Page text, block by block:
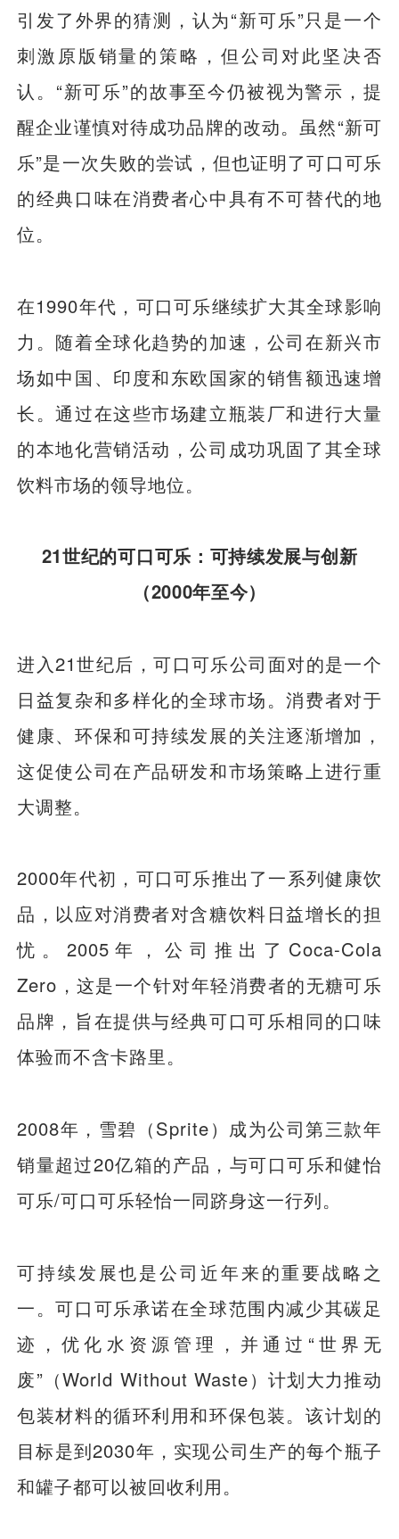
引发了外界的猜测，认为“新可乐”只是一个
刺激原版销量的策略，但公司对此坚决否
认。“新可乐”的故事至今仍被视为警示，提
醒企业谨慎对待成功品牌的改动。虽然“新可
乐”是一次失败的尝试，但也证明了可口可乐
的经典口味在消费者心中具有不可替代的地
位。
在1990年代，可口可乐继续扩大其全球影响
力。随着全球化趋势的加速，公司在新兴市
场如中国、印度和东欧国家的销售额迅速增
长。通过在这些市场建立瓶装厂和进行大量
的本地化营销活动，公司成功巩固了其全球
饮料市场的领导地位。
21世纪的可口可乐：可持续发展与创新
（2000年至今）
进入21世纪后，可口可乐公司面对的是一个
日益复杂和多样化的全球市场。消费者对于
健康、环保和可持续发展的关注逐渐增加，
这促使公司在产品研发和市场策略上进行重
大调整。
2000年代初，可口可乐推出了一系列健康饮
品，以应对消费者对含糖饮料日益增长的担
忧。2005年，公司推出了Coca-Cola
Zero，这是一个针对年轻消费者的无糖可乐
品牌，旨在提供与经典可口可乐相同的口味
体验而不含卡路里。
2008年，雪碧（Sprite）成为公司第三款年
销量超过20亿箱的产品，与可口可乐和健怡
可乐/可口可乐轻怡一同跻身这一行列。
可持续发展也是公司近年来的重要战略之
一。可口可乐承诺在全球范围内减少其碳足
迹，优化水资源管理，并通过“世界无
废”（World Without Waste）计划大力推动
包装材料的循环利用和环保包装。该计划的
目标是到2030年，实现公司生产的每个瓶子
和罐子都可以被回收利用。